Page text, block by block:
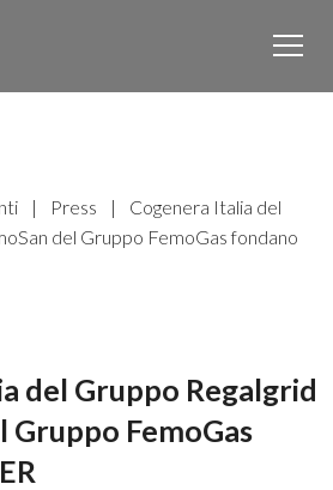
| Press |
Cogenera Italia del
del Gruppo FemoGas fondano
del Gruppo Regalgrid
Gruppo FemoGas